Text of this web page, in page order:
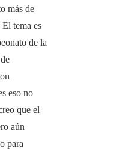
más de
tema es
de la
eso no
que el
aún
para